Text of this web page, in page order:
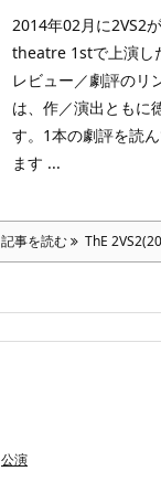
2014年02月に
theatre 1stで上演し
レビュー／劇評のリ
は、作／演出ともに
す。1本の劇評を読
ます ...
記事を読む ThE
公演